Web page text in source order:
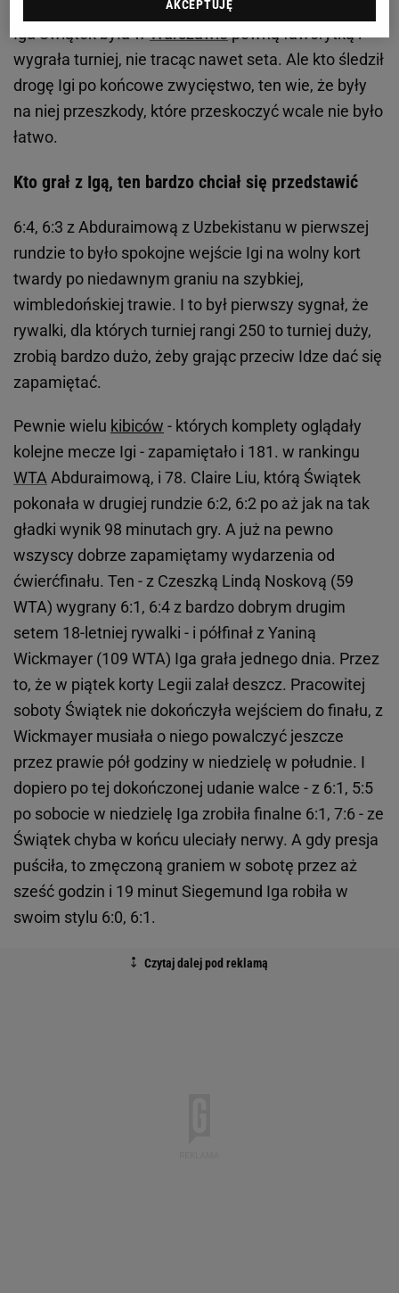
Iga Świątek była wWarszawiepewną faworytką i
wygrała turniej, nie tracąc nawet seta. Ale kto śledził
drogę Igi po końcowe zwycięstwo, ten wie, że były
na niej przeszkody, które przeskoczyć wcale nie było
łatwo.
Kto grał z Igą, ten bardzo chciał się przedstawić
6:4, 6:3 z Abduraimową z Uzbekistanu w pierwszej
rundzie to było spokojne wejście Igi na wolny kort
twardy po niedawnym graniu na szybkiej,
wimbledońskiej trawie. I to był pierwszy sygnał, że
rywalki, dla których turniej rangi 250 to turniej duży,
zrobią bardzo dużo, żeby grając przeciw Idze dać się
zapamiętać.
Pewnie wielu kibiców - których komplety oglądały
kolejne mecze Igi - zapamiętało i 181. w rankingu
WTA Abduraimową, i 78. Claire Liu, którą Świątek
pokonała w drugiej rundzie 6:2, 6:2 po aż jak na tak
gładki wynik 98 minutach gry. A już na pewno
wszyscy dobrze zapamiętamy wydarzenia od
ćwierćfinału. Ten - z Czeszką Lindą Noskovą (59
WTA) wygrany 6:1, 6:4 z bardzo dobrym drugim
setem 18-letniej rywalki - i półfinał z Yaniną
Wickmayer (109 WTA) Iga grała jednego dnia. Przez
to, że w piątek korty Legii zalał deszcz. Pracowitej
soboty Świątek nie dokończyła wejściem do finału, z
Wickmayer musiała o niego powalczyć jeszcze
przez prawie pół godziny w niedzielę w południe. I
dopiero po tej dokończonej udanie walce - z 6:1, 5:5
po sobocie w niedzielę Iga zrobiła finalne 6:1, 7:6 - ze
Świątek chyba w końcu uleciały nerwy. A gdy presja
puściła, to zmęczoną graniem w sobotę przez aż
sześć godzin i 19 minut Siegemund Iga robiła w
swoim stylu 6:0, 6:1.
AKCEPTUJĘ